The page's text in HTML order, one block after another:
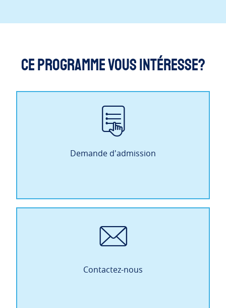
Ce programme vous intéresse?
Demande d'admission
Contactez-nous